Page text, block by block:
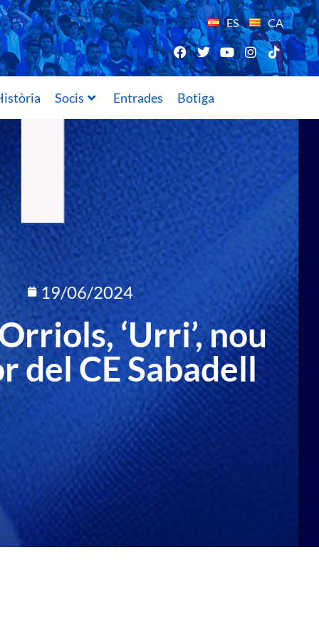
ES CA
Socis Entrades Botiga
19/06/2024
‘Urri’, nou
del CE Sabadell